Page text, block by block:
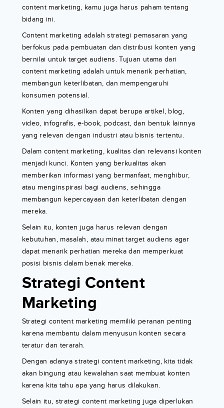
content marketing, kamu juga harus paham tentang
bidang ini.
Content marketing adalah strategi pemasaran yang
berfokus pada pembuatan dan distribusi konten yang
bernilai untuk target audiens. Tujuan utama dari
content marketing adalah untuk menarik perhatian,
membangun keterlibatan, dan mempengaruhi
konsumen potensial.
Konten yang dihasilkan dapat berupa artikel, blog,
video, infografis, e-book, podcast, dan bentuk lainnya
yang relevan dengan industri atau bisnis tertentu.
Dalam content marketing, kualitas dan relevansi konten
menjadi kunci. Konten yang berkualitas akan
memberikan informasi yang bermanfaat, menghibur,
atau menginspirasi bagi audiens, sehingga
membangun kepercayaan dan keterlibatan dengan
mereka.
Selain itu, konten juga harus relevan dengan
kebutuhan, masalah, atau minat target audiens agar
dapat menarik perhatian mereka dan memperkuat
posisi bisnis dalam benak mereka.
Strategi Content
Marketing
Strategi content marketing memiliki peranan penting
karena membantu dalam menyusun konten secara
teratur dan terarah.
Dengan adanya strategi content marketing, kita tidak
akan bingung atau kewalahan saat membuat konten
karena kita tahu apa yang harus dilakukan.
Selain itu, strategi content marketing juga diperlukan